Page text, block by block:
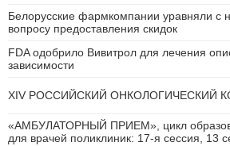
Белорусские фармкомпании уравняли с
вопросу предоставления скидок
FDA одобрило Вивитрол для лечения
зависимости
XIV РОССИЙСКИЙ ОНКОЛОГИЧЕСКИЙ
«АМБУЛАТОРНЫЙ ПРИЕМ», цикл
для врачей поликлиник: 17-я сессия, 13